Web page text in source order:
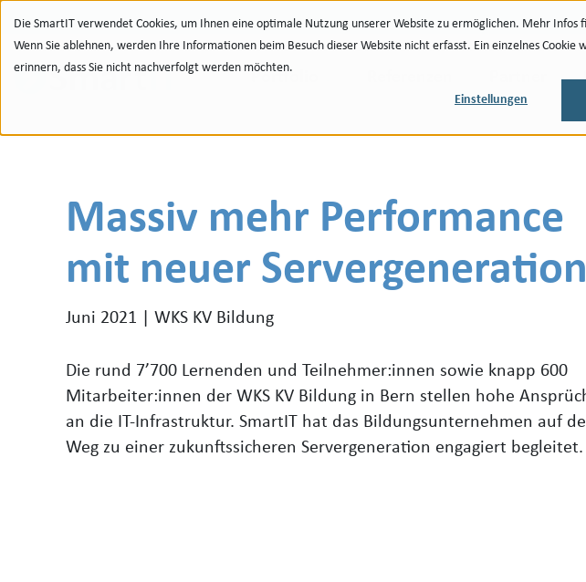
Die SmartIT verwendet Cookies, um Ihnen eine optimale Nutzung unserer Website zu ermöglichen. Mehr Infos
Wenn Sie ablehnen, werden Ihre Informationen beim Besuch dieser Website nicht erfasst. Ein einzelnes
erinnern, dass Sie nicht nachverfolgt werden möchten.
Einstellungen
Portfolio
Massiv mehr Performance
mit neuer Servergeneration
Juni 2021 | WKS KV Bildung
Die rund 7’700 Lernenden und Teilnehmer:innen sowie knapp 600
Mitarbeiter:innen der WKS KV Bildung in Bern stellen hohe
an die IT-Infrastruktur. SmartIT hat das Bildungsunternehmen auf
Weg zu einer zukunftssicheren Servergeneration engagiert begleitet.